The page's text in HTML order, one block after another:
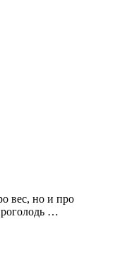
вес, но и про
…